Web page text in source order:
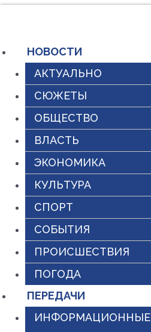
содержимому
НОВОСТИ
АКТУАЛЬНО
СЮЖЕТЫ
ОБЩЕСТВО
ВЛАСТЬ
ЭКОНОМИКА
КУЛЬТУРА
СПОРТ
СОБЫТИЯ
ПРОИСШЕСТВИЯ
ПОГОДА
ПЕРЕДАЧИ
ИНФОРМАЦИОННЫЕ